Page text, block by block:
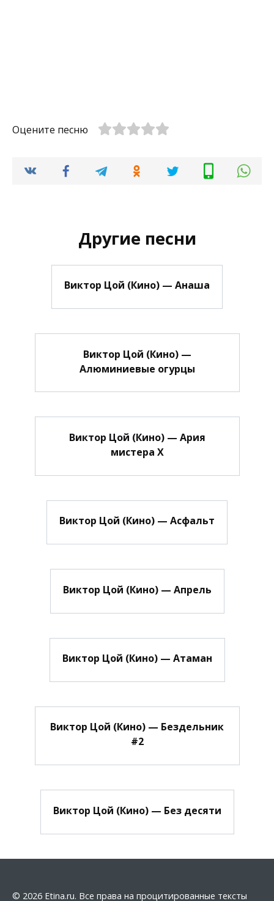
Оцените песню
Другие песни
Виктор Цой (Кино) — Анаша
Виктор Цой (Кино) —
Алюминиевые огурцы
Виктор Цой (Кино) — Ария
мистера Х
Виктор Цой (Кино) — Асфальт
Виктор Цой (Кино) — Апрель
Виктор Цой (Кино) — Атаман
Виктор Цой (Кино) — Бездельник
#2
Виктор Цой (Кино) — Без десяти
© 2026 Etina.ru. Все права на процитированные тексты